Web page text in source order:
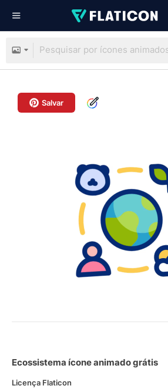
Salvar
Ecossistema ícone animado grátis
Licença Flaticon